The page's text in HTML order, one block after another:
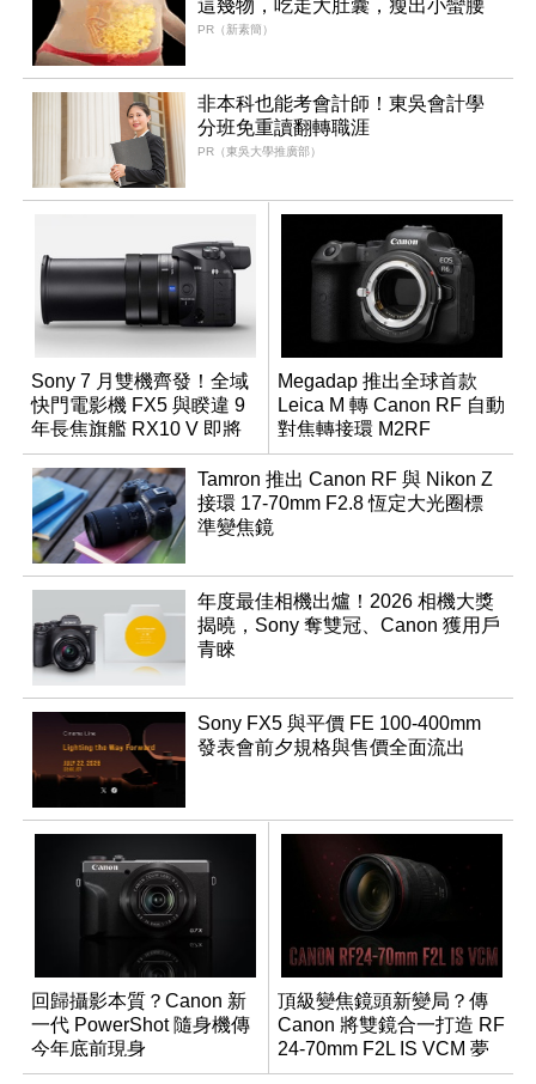
這幾物，吃走大肚囊，瘦出小蠻腰
PR（新素簡）
非本科也能考會計師！東吳會計學
分班免重讀翻轉職涯
PR（東吳大學推廣部）
Sony 7 月雙機齊發！全域
快門電影機 FX5 與睽違 9
年長焦旗艦 RX10 V 即將
登場
Megadap 推出全球首款
Leica M 轉 Canon RF 自動
對焦轉接環 M2RF
Tamron 推出 Canon RF 與 Nikon Z
接環 17-70mm F2.8 恆定大光圈標
準變焦鏡
年度最佳相機出爐！2026 相機大獎
揭曉，Sony 奪雙冠、Canon 獲用戶
青睞
Sony FX5 與平價 FE 100-400mm
發表會前夕規格與售價全面流出
回歸攝影本質？Canon 新
一代 PowerShot 隨身機傳
今年底前現身
頂級變焦鏡頭新變局？傳
Canon 將雙鏡合一打造 RF
24-70mm F2L IS VCM 夢
幻規格